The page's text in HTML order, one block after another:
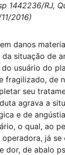
1442236/RJ,
2016)
danos
situação de
usuário do
fragilizado, de
seu
agrava a
e de
o qual, ao
já se
dor, de abalo